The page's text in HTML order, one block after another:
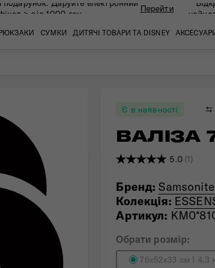
подарунок. Даруйте eлектронний
> від 1000 грн
Перейти
СУМКИ ДИТЯЧІ ТОВАРИ ТА DISNEY
Є в наявності
ВАЛІЗА
5.0 (1)
Бренд: Samsonite
Колекція:
Артикул:
Обрати розмір:
75x52x33 см | 4,3